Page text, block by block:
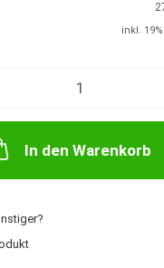
inkl.
In den Warenkorb